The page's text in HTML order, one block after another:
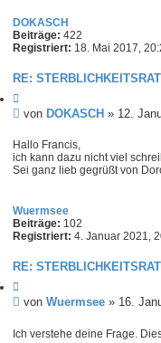
DOKASCH
Beiträge: 422
Registriert: 18. Mai 2017,
RE:
i
t
e
r
e
B
i
t
r
g
von DOKASCH » 12.
Hallo Francis,
ich kann dazu nicht viel
Sei ganz lieb gegrüßt von
Wuermsee
Beiträge: 102
Registriert: 4. Januar 2021,
RE:
i
t
e
B
i
von Wuermsee » 16.
Ich verstehe deine Frage.